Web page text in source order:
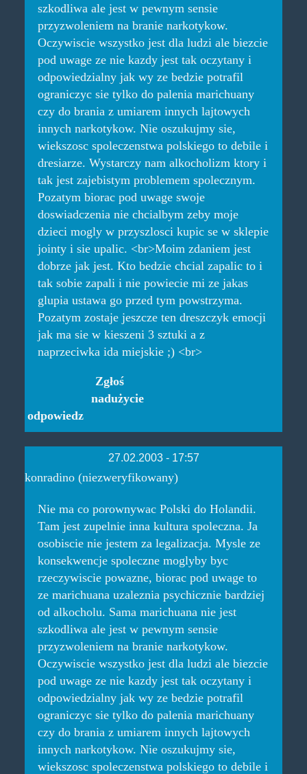
szkodliwa ale jest w pewnym sensie
przyzwoleniem na branie narkotykow.
Oczywiscie wszystko jest dla ludzi ale biezcie
pod uwage ze nie kazdy jest tak oczytany i
odpowiedzialny jak wy ze bedzie potrafil
ograniczyc sie tylko do palenia marichuany
czy do brania z umiarem innych lajtowych
innych narkotykow. Nie oszukujmy sie,
wiekszosc spoleczenstwa polskiego to debile i
dresiarze. Wystarczy nam alkocholizm ktory i
tak jest zajebistym problemem spolecznym.
Pozatym biorac pod uwage swoje
doswiadczenia nie chcialbym zeby moje
dzieci mogly w przyszlosci kupic se w sklepie
jointy i sie upalic. <br>Moim zdaniem jest
dobrze jak jest. Kto bedzie chcial zapalic to i
tak sobie zapali i nie powiecie mi ze jakas
glupia ustawa go przed tym powstrzyma.
Pozatym zostaje jeszcze ten dreszczyk emocji
jak ma sie w kieszeni 3 sztuki a z
naprzeciwka ida miejskie ;) <br>
odpowiedz
Zgłoś
nadużycie
27.02.2003 - 17:57
konradino (niezweryfikowany)
Nie ma co porownywac Polski do Holandii.
Tam jest zupelnie inna kultura spoleczna. Ja
osobiscie nie jestem za legalizacja. Mysle ze
konsekwencje spoleczne moglyby byc
rzeczywiscie powazne, biorac pod uwage to
ze marichuana uzaleznia psychicznie bardziej
od alkocholu. Sama marichuana nie jest
szkodliwa ale jest w pewnym sensie
przyzwoleniem na branie narkotykow.
Oczywiscie wszystko jest dla ludzi ale biezcie
pod uwage ze nie kazdy jest tak oczytany i
odpowiedzialny jak wy ze bedzie potrafil
ograniczyc sie tylko do palenia marichuany
czy do brania z umiarem innych lajtowych
innych narkotykow. Nie oszukujmy sie,
wiekszosc spoleczenstwa polskiego to debile i